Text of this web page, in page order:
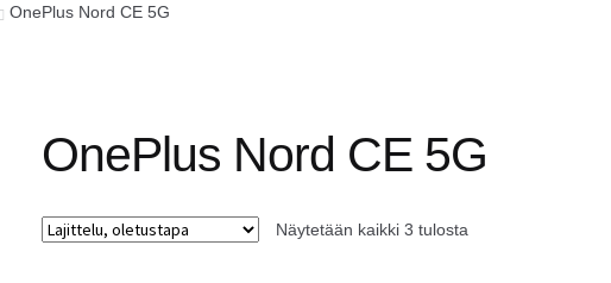
OnePlus Nord CE 5G
OnePlus Nord CE 5G
Näytetään kaikki 3 tulosta